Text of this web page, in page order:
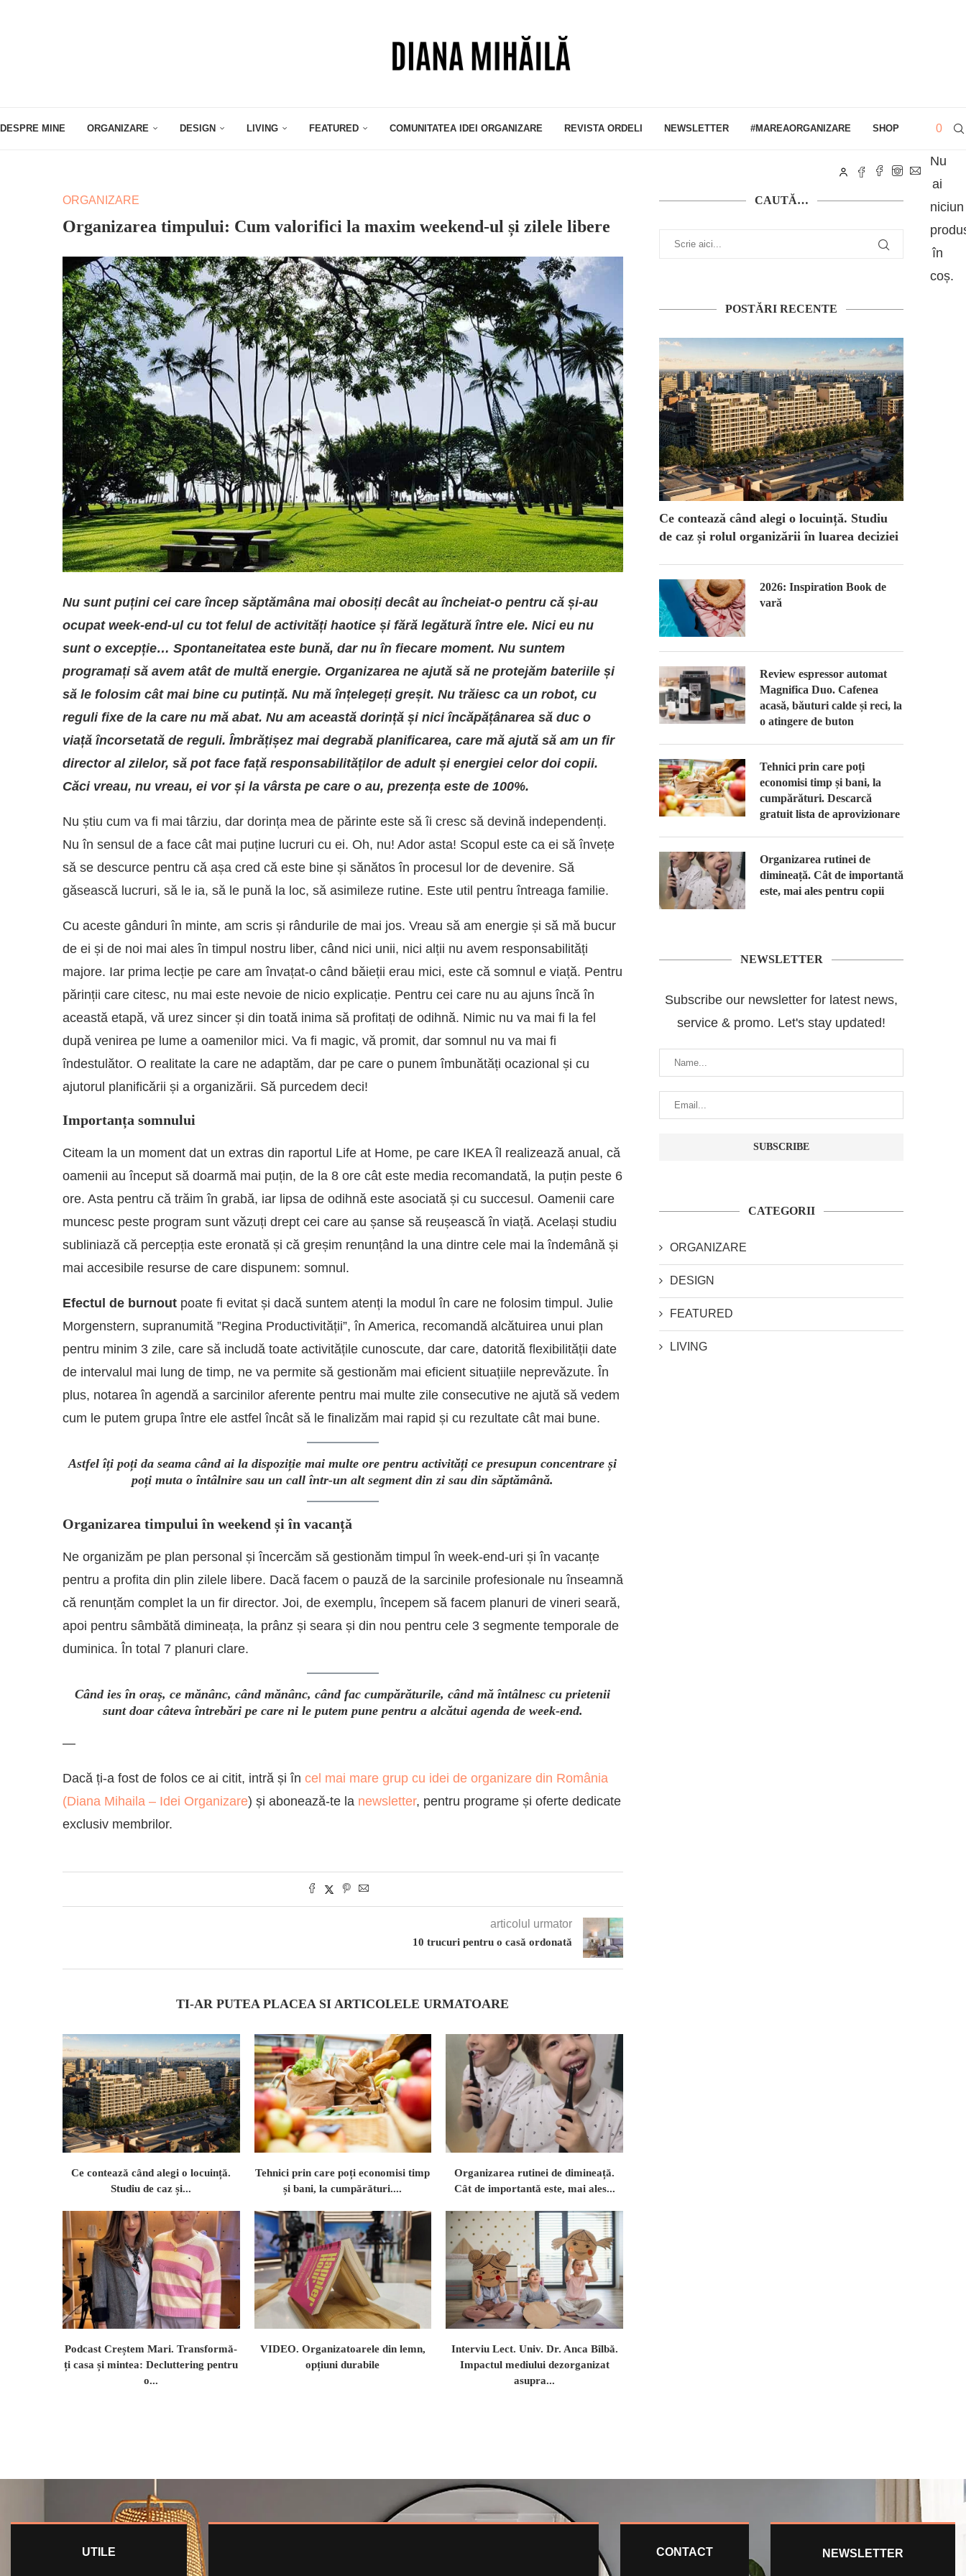
DESPRE MINE ORGANIZARE DESIGN LIVING FEATURED COMUNITATEA IDEI ORGANIZARE REVISTA ORDELI NEWSLETTER #MAREAORGANIZARE SHOP 0
Nu
ai
niciun
în
coș.
ORGANIZARE
Organizarea timpului: Cum valorifici la maxim weekend-ul și zilele libere
Nu sunt puțini cei care încep săptămâna mai obosiți decât au încheiat-o pentru că și-au
ocupat week-end-ul cu tot felul de activități haotice și fără legătură între ele. Nici eu nu
sunt o excepție… Spontaneitatea este bună, dar nu în fiecare moment. Nu suntem
programați să avem atât de multă energie. Organizarea ne ajută să ne protejăm bateriile și
să le folosim cât mai bine cu putință. Nu mă înțelegeți greșit. Nu trăiesc ca un robot, cu
reguli fixe de la care nu mă abat. Nu am această dorință și nici încăpățânarea să duc o
viață încorsetată de reguli. Îmbrățișez mai degrabă planificarea, care mă ajută să am un fir
director al zilelor, să pot face față responsabilităților de adult și energiei celor doi copii.
Căci vreau, nu vreau, ei vor și la vârsta pe care o au, prezența este de 100%.
Nu știu cum va fi mai târziu, dar dorința mea de părinte este să îi cresc să devină independenți.
Nu în sensul de a face cât mai puține lucruri cu ei. Oh, nu! Ador asta! Scopul este ca ei să învețe
să se descurce pentru că așa cred că este bine și sănătos în procesul lor de devenire. Să
găsească lucruri, să le ia, să le pună la loc, să asimileze rutine. Este util pentru întreaga familie.
Cu aceste gânduri în minte, am scris și rândurile de mai jos. Vreau să am energie și să mă bucur
de ei și de noi mai ales în timpul nostru liber, când nici unii, nici alții nu avem responsabilități
majore. Iar prima lecție pe care am învațat-o când băieții erau mici, este că somnul e viață. Pentru
părinții care citesc, nu mai este nevoie de nicio explicație. Pentru cei care nu au ajuns încă în
această etapă, vă urez sincer și din toată inima să profitați de odihnă. Nimic nu va mai fi la fel
după venirea pe lume a oamenilor mici. Va fi magic, vă promit, dar somnul nu va mai fi
îndestulător. O realitate la care ne adaptăm, dar pe care o punem îmbunătăți ocazional și cu
ajutorul planificării și a organizării. Să purcedem deci!
Importanța somnului
Citeam la un moment dat un extras din raportul Life at Home, pe care IKEA îl realizează anual, că
oamenii au început să doarmă mai puțin, de la 8 ore cât este media recomandată, la puțin peste 6
ore. Asta pentru că trăim în grabă, iar lipsa de odihnă este asociată și cu succesul. Oamenii care
muncesc peste program sunt văzuți drept cei care au șanse să reușească în viață. Același studiu
subliniază că percepția este eronată și că greșim renunțând la una dintre cele mai la îndemână și
mai accesibile resurse de care dispunem: somnul.
Efectul de burnout poate fi evitat și dacă suntem atenți la modul în care ne folosim timpul. Julie
Morgenstern, supranumită ”Regina Productivității”, în America, recomandă alcătuirea unui plan
pentru minim 3 zile, care să includă toate activitățile cunoscute, dar care, datorită flexibilității date
de intervalul mai lung de timp, ne va permite să gestionăm mai eficient situațiile neprevăzute. În
plus, notarea în agendă a sarcinilor aferente pentru mai multe zile consecutive ne ajută să vedem
cum le putem grupa între ele astfel încât să le finalizăm mai rapid și cu rezultate cât mai bune.
Astfel îți poți da seama când ai la dispoziție mai multe ore pentru activități ce presupun concentrare și
poți muta o întâlnire sau un call într-un alt segment din zi sau din săptămână.
Organizarea timpului în weekend și în vacanță
Ne organizăm pe plan personal și încercăm să gestionăm timpul în week-end-uri și în vacanțe
pentru a profita din plin zilele libere. Dacă facem o pauză de la sarcinile profesionale nu înseamnă
că renunțăm complet la un fir director. Joi, de exemplu, începem să facem planuri de vineri seară,
apoi pentru sâmbătă dimineața, la prânz și seara și din nou pentru cele 3 segmente temporale de
duminica. În total 7 planuri clare.
Când ies în oraș, ce mănânc, când mănânc, când fac cumpărăturile, când mă întâlnesc cu prietenii
sunt doar câteva întrebări pe care ni le putem pune pentru a alcătui agenda de week-end.
—
Dacă ți-a fost de folos ce ai citit, intră și în cel mai mare grup cu idei de organizare din România
(Diana Mihaila – Idei Organizare) și abonează-te la newsletter, pentru programe și oferte dedicate
exclusiv membrilor.
articolul urmator
10 trucuri pentru o casă ordonată
TI-AR PUTEA PLACEA SI ARTICOLELE URMATOARE
Ce contează când alegi o locuință.
Studiu de caz și...
Tehnici prin care poți economisi timp
și bani, la cumpărături....
Organizarea rutinei de dimineață.
Cât de importantă este, mai ales...
Podcast Creștem Mari. Transformă-
ți casa și mintea: Decluttering pentru
o...
VIDEO. Organizatoarele din lemn,
opțiuni durabile
Interviu Lect. Univ. Dr. Anca Bîlbă.
Impactul mediului dezorganizat
asupra...
CAUTĂ…
POSTĂRI RECENTE
Ce contează când alegi o locuință. Studiu
de caz și rolul organizării în luarea deciziei
2026: Inspiration Book de
vară
Review espressor automat
Magnifica Duo. Cafenea
acasă, băuturi calde și reci, la
o atingere de buton
Tehnici prin care poți
economisi timp și bani, la
cumpărături. Descarcă
gratuit lista de aprovizionare
Organizarea rutinei de
dimineață. Cât de importantă
este, mai ales pentru copii
NEWSLETTER
Subscribe our newsletter for latest news,
service & promo. Let's stay updated!
CATEGORII
ORGANIZARE
DESIGN
FEATURED
LIVING
UTILE CONTACT NEWSLETTER